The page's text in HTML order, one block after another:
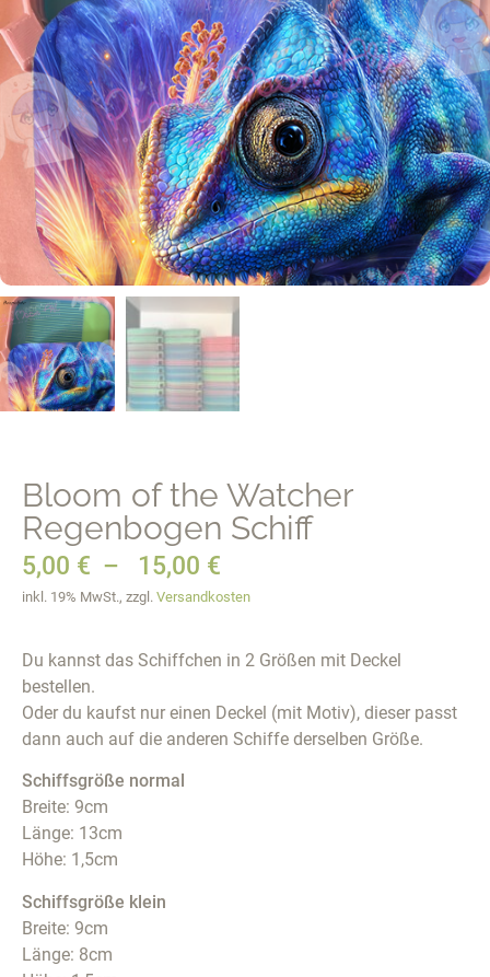
Bloom of the Watcher
Regenbogen Schiff
5,00 € – 15,00 €
inkl. 19% MwSt., zzgl. Versandkosten
Du kannst das Schiffchen in 2 Größen mit Deckel
bestellen.
Oder du kaufst nur einen Deckel (mit Motiv), dieser passt
dann auch auf die anderen Schiffe derselben Größe.
Schiffsgröße normal
Breite: 9cm
Länge: 13cm
Höhe: 1,5cm
Schiffsgröße klein
Breite: 9cm
Länge: 8cm